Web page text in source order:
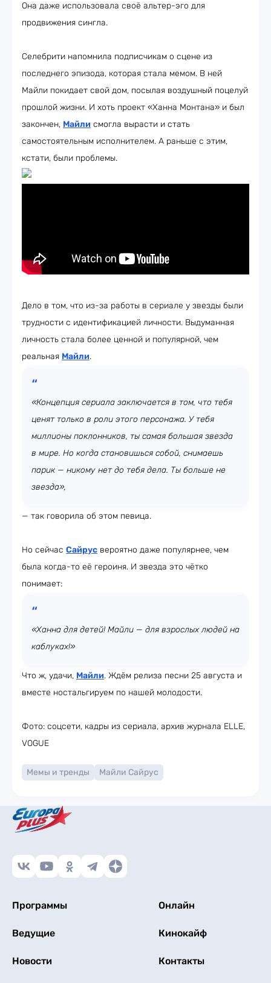
Она даже использовала своё альтер-эго для
продвижения сингла.
Селебрити напомнила подписчикам о сцене из
последнего эпизода, которая стала мемом. В ней
Майли покидает свой дом, посылая воздушный поцелуй
прошлой жизни. И хоть проект «Ханна Монтана» и был
закончен, Майли смогла вырасти и стать
самостоятельным исполнителем. А раньше с этим,
кстати, были проблемы.
Дело в том, что из-за работы в сериале у звезды были
трудности с идентификацией личности. Выдуманная
личность стала более ценной и популярной, чем
реальная Майли.
«Концепция сериала заключается в том, что тебя
ценят только в роли этого персонажа. У тебя
миллионы поклонников, ты самая большая звезда
в мире. Но когда становишься собой, снимаешь
парик — никому нет до тебя дела. Ты больше не
звезда»,
— так говорила об этом певица.
Но сейчас Сайрус вероятно даже популярнее, чем
была когда-то её героиня. И звезда это чётко
понимает:
«Ханна для детей! Майли — для взрослых людей на
каблуках!»
Что ж, удачи, Майли. Ждём релиза песни 25 августа и
вместе ностальгируем по нашей молодости.
Фото: соцсети, кадры из сериала, архив журнала ELLE,
VOGUE
Мемы и тренды Майли Сайрус
Программы Онлайн
Ведущие Кинокайф
Новости Контакты